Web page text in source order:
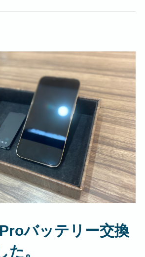
バッテリー交換
た。